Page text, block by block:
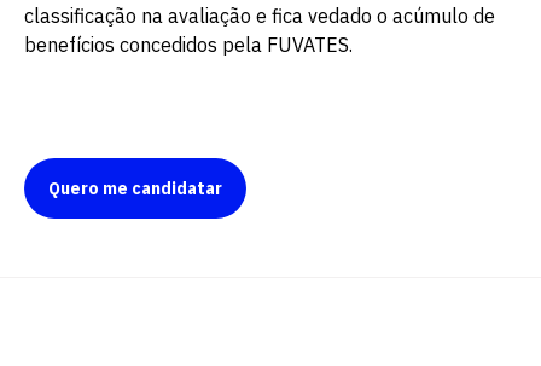
classificação na avaliação e fica vedado o acúmulo de
benefícios concedidos pela FUVATES.
Quero me candidatar